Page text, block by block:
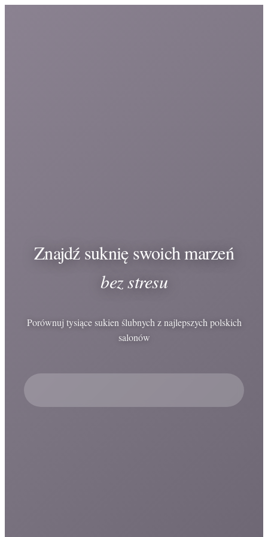
Znajdź suknię swoich marzeń
bez stresu
Porównuj tysiące sukien ślubnych z najlepszych polskich
salonów